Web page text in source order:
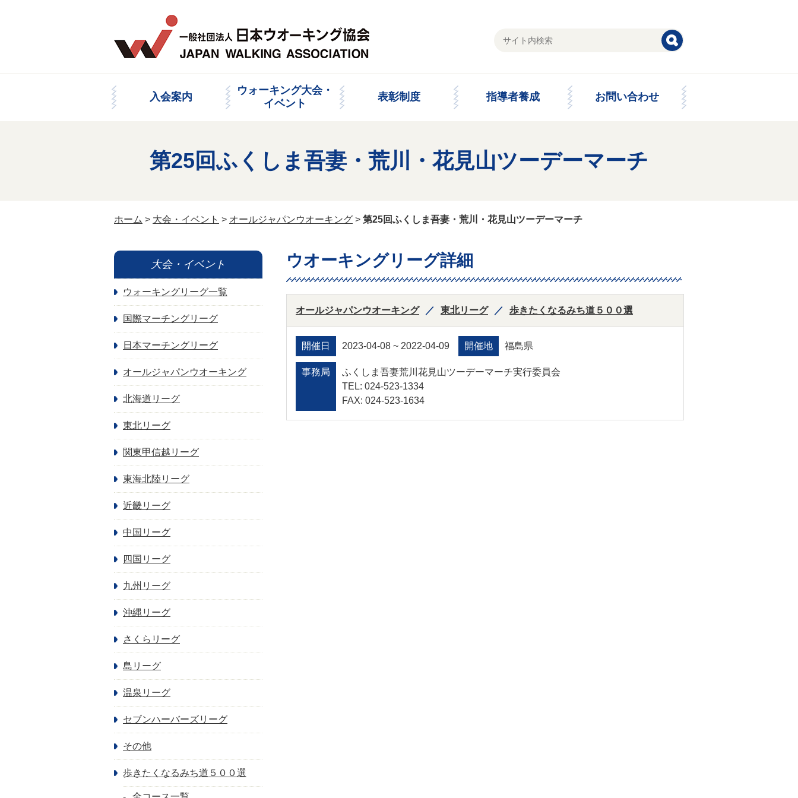
入会案内
ウォーキング大会・
イベント
表彰制度 指導者養成 お問い合わせ
第25回ふくしま吾妻・荒川・花見山ツーデーマーチ
ホーム > 大会・イベント > オールジャパンウオーキング > 第25回ふくしま吾妻・荒川・花見山ツーデーマーチ
ウオーキングリーグ詳細
オールジャパンウオーキング 東北リーグ 歩きたくなるみち道５００選
開催日 2023-04-08 ~ 2022-04-09 開催地 福島県
事務局
ふくしま吾妻荒川花見山ツーデーマーチ実行委員会
TEL: 024-523-1334
FAX: 024-523-1634
大会・イベント
ウォーキングリーグ一覧
国際マーチングリーグ
日本マーチングリーグ
オールジャパンウオーキング
北海道リーグ
東北リーグ
関東甲信越リーグ
東海北陸リーグ
近畿リーグ
中国リーグ
四国リーグ
九州リーグ
沖縄リーグ
さくらリーグ
島リーグ
温泉リーグ
セブンハーバーズリーグ
その他
歩きたくなるみち道５００選